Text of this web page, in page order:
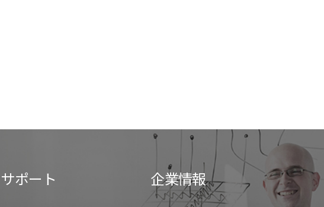
サポート 企業情報